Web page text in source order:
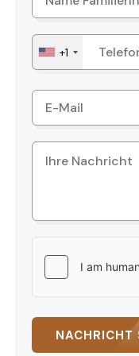
Außenparkplatz
Lage &
Die Villa befindet
bietet eine gute
• Strand: 1,5 km
• Flughafen
Diese
besonders
Wohnlage
Anbindung an
bevorzugen.
+1
NACHRICHT